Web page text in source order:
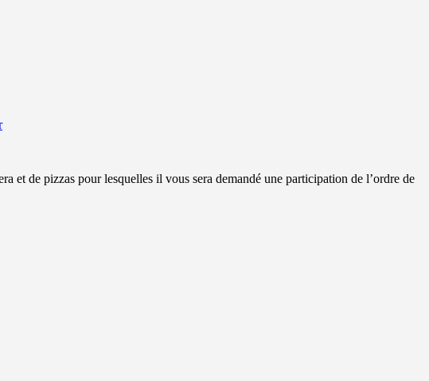
et de pizzas pour lesquelles il vous sera demandé une participation de l’ordre de